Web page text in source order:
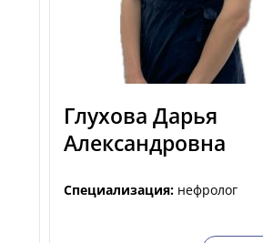
Глухова Дарья
Александровна
Специализация: нефролог